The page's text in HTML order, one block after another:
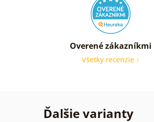
Overené zákazníkmi
Všetky recenzie
Ďalšie varianty